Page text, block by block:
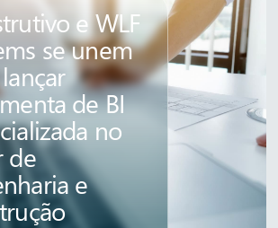
e WLF
se unem
de BI
no
de
e